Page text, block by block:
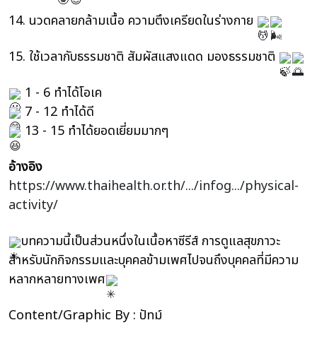
14. นวดคลายกล้ามเนื้อ ความตึงเครียดในร่างกาย
15. ใช้เวลากับธรรมชาติ สัมผัสแสงแดด มองธรรมชาติ
1 - 6 ทำได้โอเค
7 - 12 ทำได้ดี
13 - 15 ทำได้ยอดเยี่ยมมากๆ
อ้างอิง
https://www.thaihealth.or.th/.../infog.../physical-
activity/
บทความนี้เป็นส่วนหนึ่งในเนื้อหาซีรีส์ การดูแลสุขภาวะ
สำหรับนักกิจกรรมและบุคคลข้ามเพศไปจนถึงบุคคลที่มีความ
หลากหลายทางเพศ
Content/Graphic By : ปัทม์